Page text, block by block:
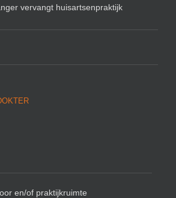
vervangt huisartsenpraktijk
en/of praktijkruimte